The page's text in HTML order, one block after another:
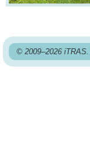
© 2009–2026